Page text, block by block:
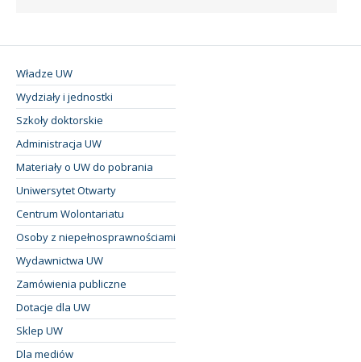
Władze UW
Wydziały i jednostki
Szkoły doktorskie
Administracja UW
Materiały o UW do pobrania
Uniwersytet Otwarty
Centrum Wolontariatu
Osoby z niepełnosprawnościami
Wydawnictwa UW
Zamówienia publiczne
Dotacje dla UW
Sklep UW
Dla mediów